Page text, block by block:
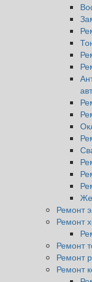
Ремонт
Ремонт
Ремонт
Ремонт
Ремонт